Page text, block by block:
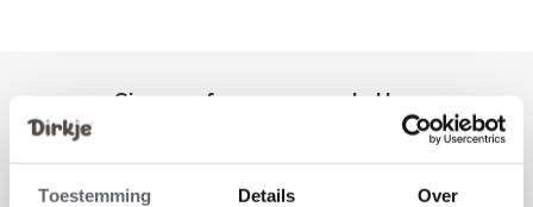
Toestemming Details Over
Sign up for our newsletter
Receive the latest offers and promotions